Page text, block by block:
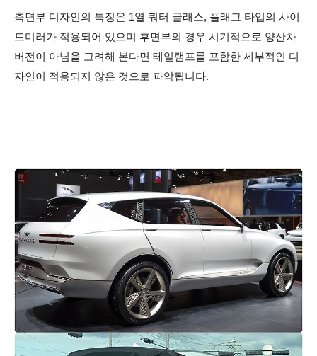
측면부 디자인의 특징은 1열 쿼터 글래스, 플래그 타입의 사이
드미러가 적용되어 있으며 후면부의 경우 시기적으로 양산차
버전이 아님을 고려해 본다면 테일램프를 포함한 세부적인 디
자인이 적용되지 않은 것으로 파악됩니다.